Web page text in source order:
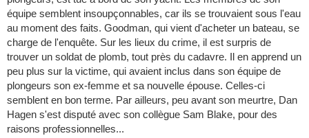
équipe semblent insoupçonnables, car ils se trouvaient sous l'eau
au moment des faits. Goodman, qui vient d'acheter un bateau, se
charge de l'enquête. Sur les lieux du crime, il est surpris de
trouver un soldat de plomb, tout près du cadavre. Il en apprend un
peu plus sur la victime, qui avaient inclus dans son équipe de
plongeurs son ex-femme et sa nouvelle épouse. Celles-ci
semblent en bon terme. Par ailleurs, peu avant son meurtre, Dan
Hagen s'est disputé avec son collègue Sam Blake, pour des
raisons professionnelles...